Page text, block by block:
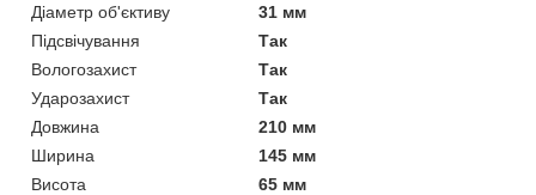
Діаметр об'єктиву
31 мм
Підсвічування
Так
Вологозахист
Так
Ударозахист
Так
Довжина
210 мм
Ширина
145 мм
Висота
65 мм